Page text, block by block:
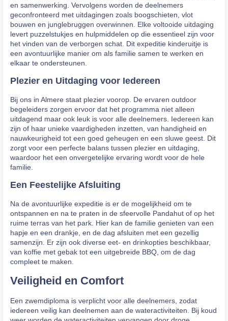
en samenwerking. Vervolgens worden de deelnemers
geconfronteerd met uitdagingen zoals boogschieten, vlot
bouwen en junglebruggen overwinnen. Elke voltooide uitdaging
levert puzzelstukjes en hulpmiddelen op die essentieel zijn voor
het vinden van de verborgen schat. Dit expeditie kinderuitje is
een avontuurlijke manier om als familie samen te werken en
elkaar te ondersteunen.
Plezier en Uitdaging voor Iedereen
Bij ons in Almere staat plezier voorop. De ervaren outdoor
begeleiders zorgen ervoor dat het programma niet alleen
uitdagend maar ook leuk is voor alle deelnemers. Iedereen kan
zijn of haar unieke vaardigheden inzetten, van handigheid en
nauwkeurigheid tot een goed geheugen en een sluwe geest. Dit
zorgt voor een perfecte balans tussen plezier en uitdaging,
waardoor het een onvergetelijke ervaring wordt voor de hele
familie.
Een Feestelijke Afsluiting
Na de avontuurlijke expeditie is er de mogelijkheid om te
ontspannen en na te praten in de sfeervolle Pandahut of op het
ruime terras van het park. Hier kan de familie genieten van een
hapje en een drankje, en de dag afsluiten met een gezellig
samenzijn. Er zijn ook diverse eet- en drinkopties beschikbaar,
van koffie met gebak tot een uitgebreide BBQ, om de dag
compleet te maken.
Veiligheid en Comfort
Een zwemdiploma is verplicht voor alle deelnemers, zodat
iedereen veilig kan deelnemen aan de wateractiviteiten. Bij koud